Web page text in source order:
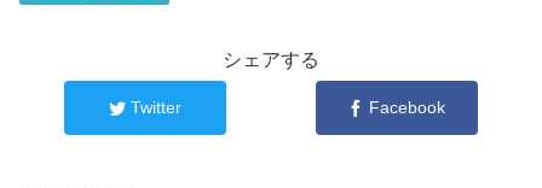
シェアする
Twitter Facebook